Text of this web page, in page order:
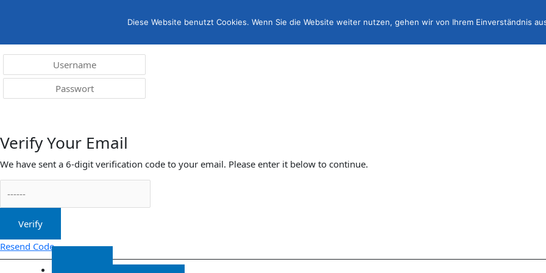
Verify Your Email
We have sent a 6-digit verification code to your email. Please enter it below to continue.
Verify
Resend Code
Diese Website benutzt Cookies. Wenn Sie die Website weiter nutzen, gehen wir von Ihrem Einverständnis